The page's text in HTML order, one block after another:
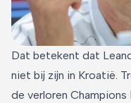
Dat betekent dat
niet bij zijn in Kroatië.
de verloren